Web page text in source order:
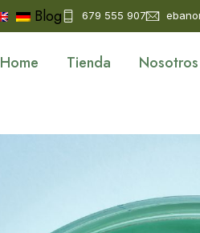
Blog 679 555 907
Home Tienda Nosotros